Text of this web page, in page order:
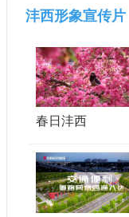
沣西形象宣传片
春日沣西